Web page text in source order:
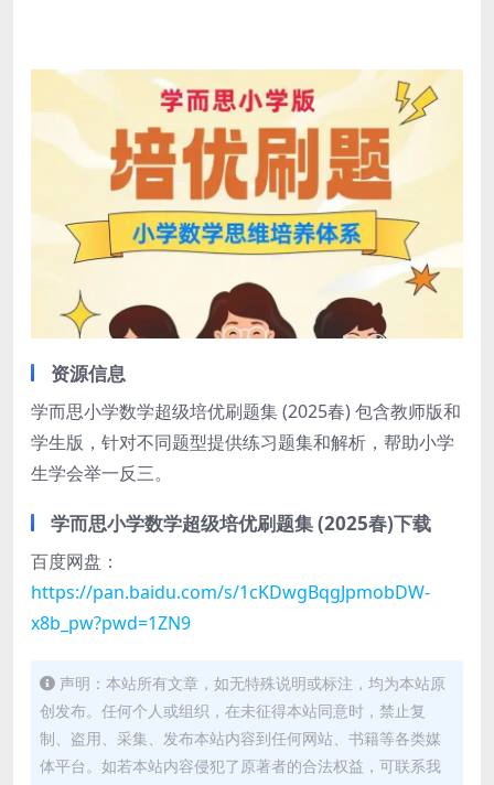
资源信息
学而思小学数学超级培优刷题集 (2025春) 包含教师版和
学生版，针对不同题型提供练习题集和解析，帮助小学
生学会举一反三。
学而思小学数学超级培优刷题集 (2025春)下载
百度网盘：
https://pan.baidu.com/s/1cKDwgBqgJpmobDW-
x8b_pw?pwd=1ZN9
声明：本站所有文章，如无特殊说明或标注，均为本站原
创发布。任何个人或组织，在未征得本站同意时，禁止复
制、盗用、采集、发布本站内容到任何网站、书籍等各类媒
体平台。如若本站内容侵犯了原著者的合法权益，可联系我